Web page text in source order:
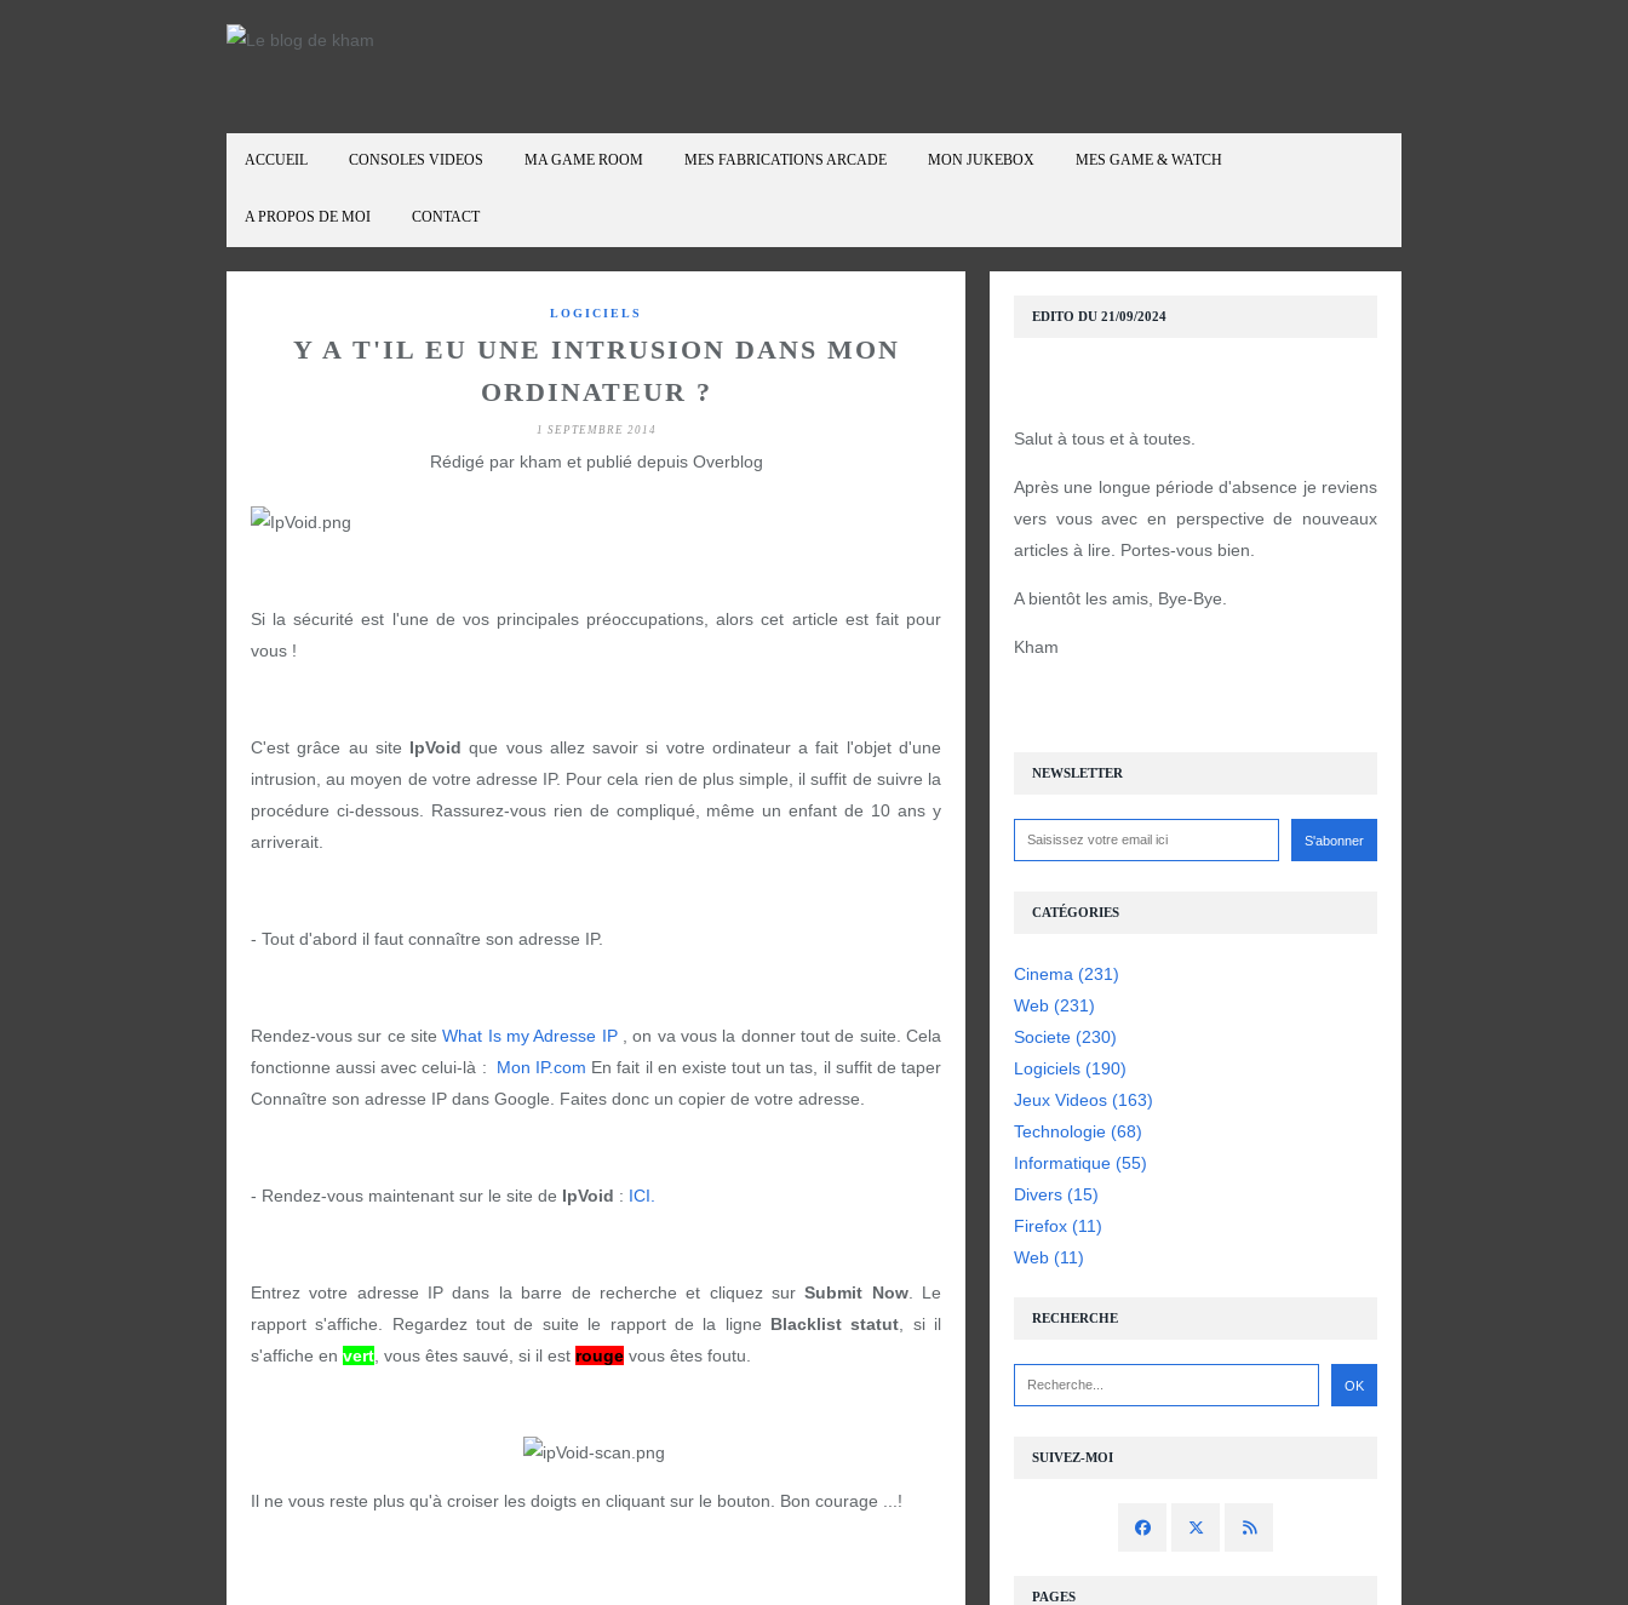
ACCUEIL CONSOLES VIDEOS MA GAME ROOM MES FABRICATIONS ARCADE MON JUKEBOX MES GAME & WATCH
A PROPOS DE MOI CONTACT
LOGICIELS
Y A T'IL EU UNE INTRUSION DANS MON
ORDINATEUR ?
1 SEPTEMBRE 2014
Rédigé par kham et publié depuis Overblog
Si la sécurité est l'une de vos principales préoccupations, alors cet article est fait pour
vous !
C'est grâce au site IpVoid que vous allez savoir si votre ordinateur a fait l'objet d'une
intrusion, au moyen de votre adresse IP. Pour cela rien de plus simple, il suffit de suivre la
procédure ci-dessous. Rassurez-vous rien de compliqué, même un enfant de 10 ans y
arriverait.
- Tout d'abord il faut connaître son adresse IP.
Rendez-vous sur ce siteWhat Is my Adresse IP, on va vous la donner tout de suite. Cela
fonctionne aussi avec celui-là : Mon IP.com En fait il en existe tout un tas, il suffit de taper
Connaître son adresse IP dans Google. Faites donc un copier de votre adresse.
- Rendez-vous maintenant sur le site de IpVoid : ICI.
Entrez votre adresse IP dans la barre de recherche et cliquez surSubmit Now. Le
rapport s'affiche. Regardez tout de suite le rapport de la ligne Blacklist statut , si il
s'affiche en vert , vous êtes sauvé, si il est rouge vous êtes foutu.
Il ne vous reste plus qu'à croiser les doigts en cliquant sur le bouton. Bon courage ...!
NEWSLETTER
SUIVEZ-MOI
RECHERCHE
PAGES
CATÉGORIES
Cinema (231)
Web (231)
Societe (230)
Logiciels (190)
Jeux Videos (163)
Technologie (68)
Informatique (55)
Divers (15)
Firefox (11)
Web (11)
EDITO DU 21/09/2024
Salut à tous et à toutes.
Après une longue période d'absence je reviens
vers vous avec en perspective de nouveaux
articles à lire. Portes-vous bien.
A bientôt les amis, Bye-Bye.
Kham